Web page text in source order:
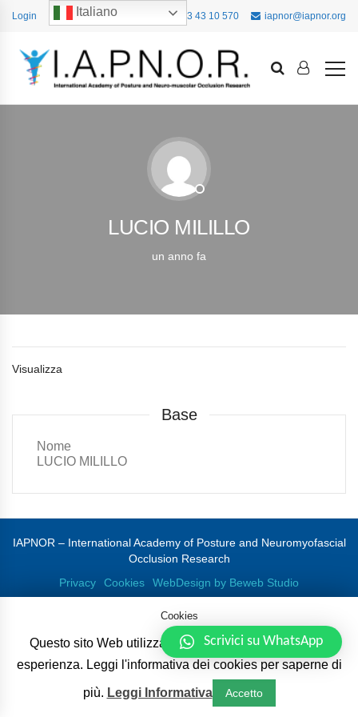
Login Italiano +39 393 43 10 570 iapnor@iapnor.org
LUCIO MILILLO
un anno fa
Visualizza
Base
Nome
LUCIO MILILLO
IAPNOR – International Academy of Posture and Neuromyofascial
Occlusion Research
Privacy
Cookies WebDesign by Beweb Studio
Cookies
Questo sito Web utilizza i cookie per migliorare la tua
esperienza. Leggi l'informativa dei cookies per saperne di
più. Leggi Informativa Accetto
Scrivici su WhatsApp